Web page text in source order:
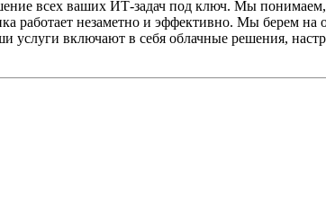
всех ваших ИТ-задач под ключ. Мы
работает незаметно и эффективно. Мы берем
включают в себя облачные решения,